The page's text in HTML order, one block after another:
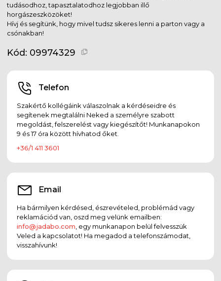
tudásodhoz, tapasztalatodhoz legjobban illő
horgászeszközöket!
Hívj és segítünk, hogy mivel tudsz sikeres lenni a parton vagy a
csónakban!
Kód: 09974329
Telefon
Szakértő kollégáink válaszolnak a kérdéseidre és
segítenek megtalálni Neked a személyre szabott
megoldást, felszerelést vagy kiegészítőt! Munkanapokon
9 és 17 óra között hívhatod őket.
+36/1 411 3601
Email
Ha bármilyen kérdésed, észrevételed, problémád vagy
reklamációd van, oszd meg velünk emailben:
info@jadabo.com , egy munkanapon belül felvesszük
Veled a kapcsolatot! Ha megadod a telefonszámodat,
visszahívunk!